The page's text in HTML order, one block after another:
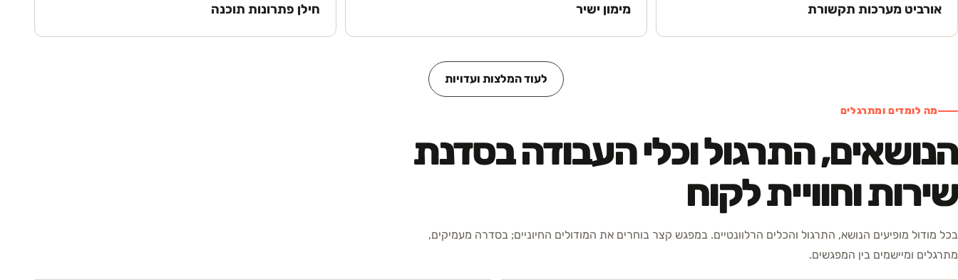
אורביט מערכות תקשורת מימון ישיר חילן פתרונות תוכנה
לעוד המלצות ועדויות
מה לומדים ומתרגלים
הנושאים, התרגול וכלי העבודה בסדנת
שירות וחוויית לקוח
בכל מודול מופיעים הנושא, התרגול והכלים הרלוונטיים. במפגש קצר בוחרים את המודולים החיוניים; בסדרה מעמיקים,
מתרגלים ומיישמים בין המפגשים.